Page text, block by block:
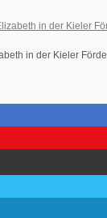
in der Kieler Förde